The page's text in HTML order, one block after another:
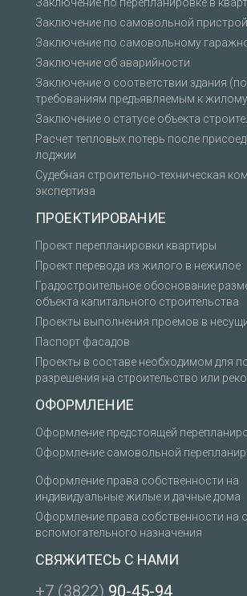
Заключение по самовольной
Заключение по самовольному
Заключение об аварийности
Заключение о соответствии здания
требованиям предъявляемым к
Заключение о статусе объекта
Расчет тепловых потерь после
лоджии
Судебная строительно-техническая
экспертиза
ПРОЕКТИРОВАНИЕ
Проект перепланировки квартиры
Проект перевода из жилого в нежилое
Градостроительное обоснование
объекта капитального строительства
Проекты выполнения проемов в
Паспорт фасадов
Проекты в составе необходимом для
разрешения на строительство или
ОФОРМЛЕНИЕ
Оформление предстоящей
Оформление самовольной
Оформление права собственности на
индивидуальные жилые и дачные дома
Оформление права собственности на
вспомогательного назначения
СВЯЖИТЕСЬ С НАМИ
+7 (3822) 90-45-94